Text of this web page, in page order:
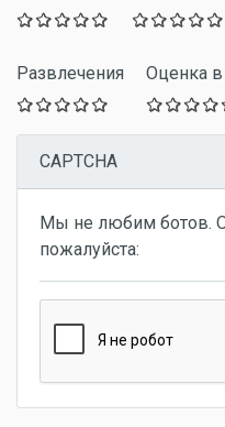
Развлечения Оценка
CAPTCHA
Мы не любим ботов.
пожалуйста: